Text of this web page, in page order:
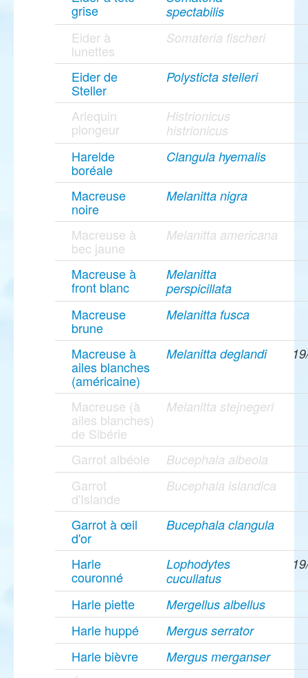
grise
spectabilis
Eider à
lunettes
Somateria fischeri
Eider de
Steller
Polysticta stelleri
Arlequin
plongeur
Histrionicus
histrionicus
Harelde
boréale
Clangula hyemalis
Macreuse
noire
Melanitta nigra
Macreuse à
bec jaune
Melanitta americana
Macreuse à
front blanc
Melanitta
perspicillata
Macreuse
brune
Melanitta fusca
Macreuse à
ailes blanches
(américaine)
Melanitta deglandi
Macreuse (à
ailes blanches)
de Sibérie
Melanitta stejnegeri
Garrot albéole Bucephala albeola
Garrot
d'Islande
Bucephala islandica
Garrot à œil
d'or
Bucephala clangula
Harle
couronné
Lophodytes
cucullatus
Harle piette Mergellus albellus
Harle huppé Mergus serrator
Harle bièvre Mergus merganser